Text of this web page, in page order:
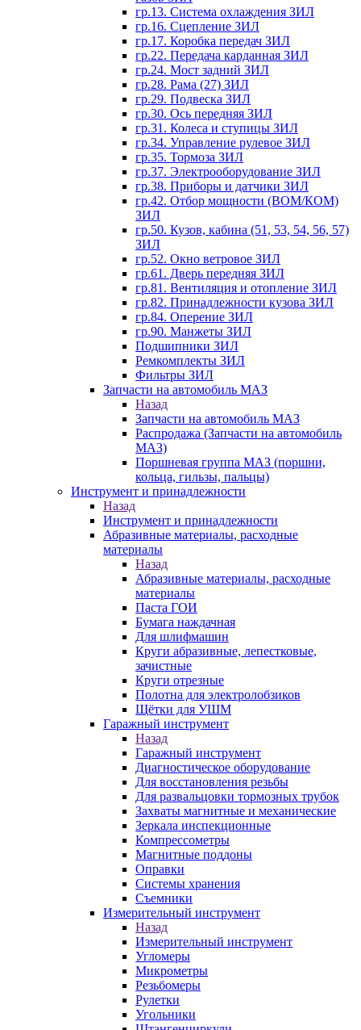
гр.13. Система охлаждения ЗИЛ
гр.16. Сцепление ЗИЛ
гр.17. Коробка передач ЗИЛ
гр.22. Передача карданная ЗИЛ
гр.24. Мост задний ЗИЛ
гр.28. Рама (27) ЗИЛ
гр.29. Подвеска ЗИЛ
гр.30. Ось передняя ЗИЛ
гр.31. Колеса и ступицы ЗИЛ
гр.34. Управление рулевое ЗИЛ
гр.35. Тормоза ЗИЛ
гр.37. Электрооборудование ЗИЛ
гр.38. Приборы и датчики ЗИЛ
гр.42. Отбор мощности (ВОМ/КОМ)
ЗИЛ
гр.50. Кузов, кабина (51, 53, 54, 56, 57)
ЗИЛ
гр.52. Окно ветровое ЗИЛ
гр.61. Дверь передняя ЗИЛ
гр.81. Вентиляция и отопление ЗИЛ
гр.82. Принадлежности кузова ЗИЛ
гр.84. Оперение ЗИЛ
гр.90. Манжеты ЗИЛ
Подшипники ЗИЛ
Ремкомплекты ЗИЛ
Фильтры ЗИЛ
Запчасти на автомобиль МАЗ
Назад
Запчасти на автомобиль МАЗ
Распродажа (Запчасти на автомобиль
МАЗ)
Поршневая группа МАЗ (поршни,
кольца, гильзы, пальцы)
Инструмент и принадлежности
Назад
Инструмент и принадлежности
Абразивные материалы, расходные
материалы
Назад
Абразивные материалы, расходные
материалы
Паста ГОИ
Бумага наждачная
Для шлифмашин
Круги абразивные, лепестковые,
зачистные
Круги отрезные
Полотна для электролобзиков
Щётки для УШМ
Гаражный инструмент
Назад
Гаражный инструмент
Диагностическое оборудование
Для восстановления резьбы
Для развальцовки тормозных трубок
Захваты магнитные и механические
Зеркала инспекционные
Компрессометры
Магнитные поддоны
Оправки
Системы хранения
Съемники
Измерительный инструмент
Назад
Измерительный инструмент
Угломеры
Микрометры
Резьбомеры
Рулетки
Угольники